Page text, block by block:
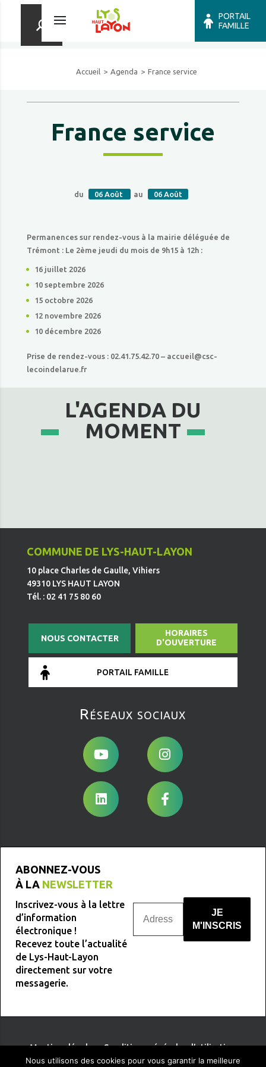
PORTAIL
FAMILLE
Accueil Agenda France service
France service
du 06 Août au 06 Août
Permanences sur rendez-vous à la mairie déléguée de
Trémont : Le 2ème jeudi du mois de 9h15 à 12h :
16 juillet 2026
10 septembre 2026
15 octobre 2026
12 novembre 2026
10 décembre 2026
Prise de rendez-vous : 02.41.75.42.70 – accueil@csc-
lecoindelarue.fr
L'AGENDA DU
MOMENT
COMMUNE DE LYS-HAUT-LAYON
10 place Charles de Gaulle, Vihiers
49310 LYS HAUT LAYON
Tél. : 02 41 75 80 60
NOUS CONTACTER
HORAIRES
D'OUVERTURE
PORTAIL FAMILLE
Réseaux sociaux
ABONNEZ-VOUS
À LA NEWSLETTER
Inscrivez-vous à la lettre
d’information
électronique !
Recevez toute l’actualité
de Lys-Haut-Layon
directement sur votre
messagerie.
Mentions légales-Conditions générales d’utilisation
Nous utilisons des cookies pour vous garantir la meilleure